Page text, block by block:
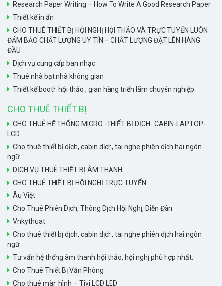
Research Paper Writing – How To Write A Good Research Paper
Thiết kế in ấn
CHO THUÊ THIẾT BỊ HỘI NGHỊ HỘI THẢO VÀ TRỰC TUYẾN LUÔN
ĐẢM BẢO CHẤT LƯỢNG UY TÍN – CHẤT LƯỢNG ĐẶT LÊN HÀNG
ĐẦU
Dịch vụ cung cấp ban nhạc
Thuê nhà bạt nhà không gian
Thiết kế booth hội thảo , gian hàng triển lãm chuyên nghiệp.
CHO THUÊ THIẾT BỊ
CHO THUÊ HỆ THỐNG MICRO -THIẾT BỊ DỊCH- CABIN-LAPTOP-
LCD
Cho thuê thiết bị dịch, cabin dịch, tai nghe phiên dịch hai ngôn
ngữ
DỊCH VỤ THUÊ THIẾT BỊ ÂM THANH
CHO THUÊ THIẾT BỊ HỘI NGHỊ TRỰC TUYẾN
Âu Việt
Cho Thuê Phiên Dịch, Thông Dịch Hội Nghị, Diễn Đàn
Vnkythuat
Cho thuê thiết bị dịch, cabin dịch, tai nghe phiên dịch hai ngôn
ngữ
Tư vấn hệ thống âm thanh hội thảo, hội nghị phù hợp nhất.
Cho Thuê Thiết Bị Văn Phòng
Cho thuê màn hình – Tivi LCD LED